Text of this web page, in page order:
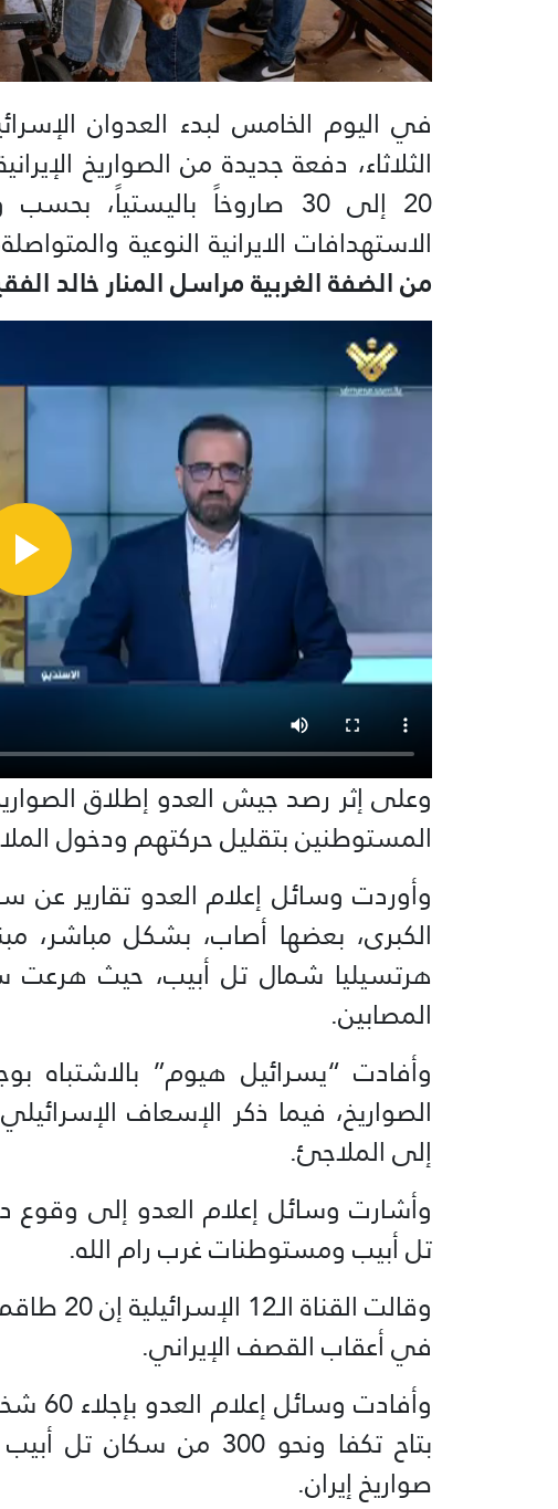
في اليوم الخامس لبدء العدوان
الثلاثاء، دفعة جديدة من الصواريخ
20 إلى 30 صاروخاً
الاستهدافات الايرانية النوعية
من الضفة الغربية مراسل المنار خالد
وعلى إثر رصد جيش العدو إطلاق
المستوطنين بتقليل حركتهم ودخول
وأوردت وسائل إعلام العدو تقارير
هرتسيليا شمال تل أبيب، حيث هرعت
المصابين.
وأفادت “يسرائيل هيوم”
إلى الملاجئ.
وأشارت وسائل إعلام العدو إلى
تل أبيب ومستوطنات غرب رام الله.
في أعقاب القصف الإيراني.
بتاح تكفا ونحو 300 من
صواريخ إيران.